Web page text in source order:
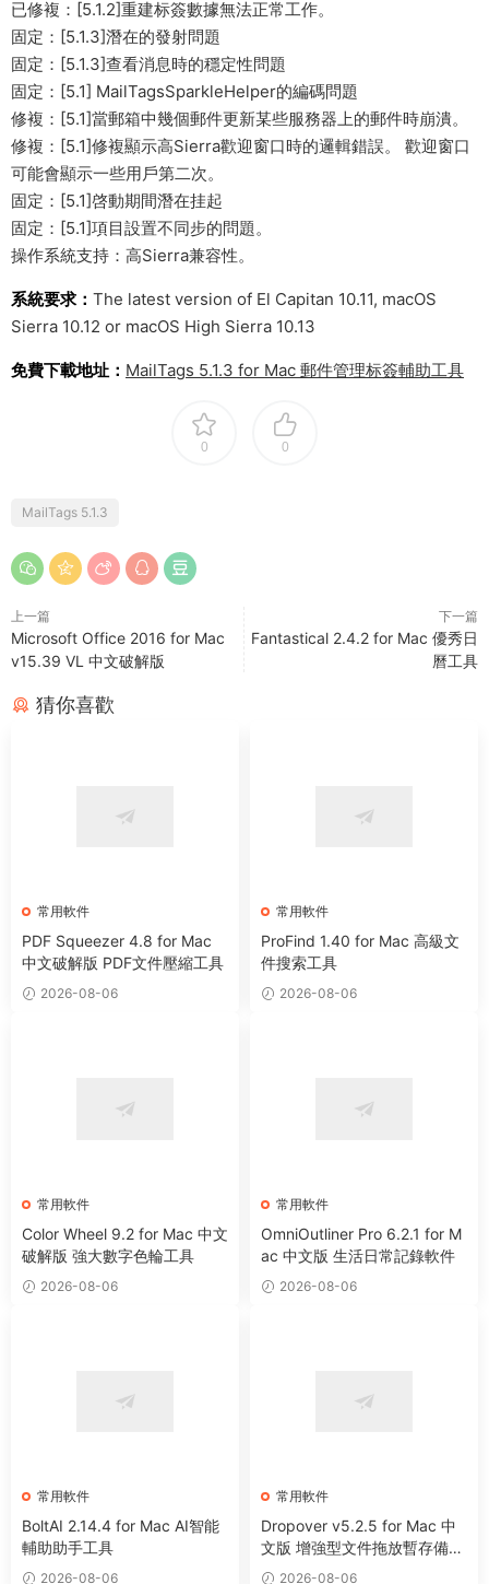
已修複：[5.1.2]重建标簽數據無法正常工作。
固定：[5.1.3]潛在的發射問題
固定：[5.1.3]查看消息時的穩定性問題
固定：[5.1] MailTagsSparkleHelper的編碼問題
修複：[5.1]當郵箱中幾個郵件更新某些服務器上的郵件時崩潰。
修複：[5.1]修複顯示高Sierra歡迎窗口時的邏輯錯誤。 歡迎窗口
可能會顯示一些用戶第二次。
固定：[5.1]啓動期間潛在挂起
固定：[5.1]項目設置不同步的問題。
操作系統支持：高Sierra兼容性。
系統要求： The latest version of El Capitan 10.11, macOS
Sierra 10.12 or macOS High Sierra 10.13
免費下載地址： MailTags 5.1.3 for Mac 郵件管理标簽輔助工具
0 0
MailTags 5.1.3
上一篇
Microsoft Office 2016 for Mac
v15.39 VL 中文破解版
下一篇
Fantastical 2.4.2 for Mac 優秀日
曆工具
猜你喜歡
常用軟件
PDF Squeezer 4.8 for Mac
中文破解版 PDF文件壓縮工具
2026-08-06
常用軟件
ProFind 1.40 for Mac 高級文
件搜索工具
2026-08-06
常用軟件
Color Wheel 9.2 for Mac 中文
破解版 強大數字色輪工具
2026-08-06
常用軟件
OmniOutliner Pro 6.2.1 for M
ac 中文版 生活日常記錄軟件
2026-08-06
常用軟件
BoltAI 2.14.4 for Mac AI智能
輔助助手工具
2026-08-06
常用軟件
Dropover v5.2.5 for Mac 中
文版 增強型文件拖放暫存備用
整理工具
2026-08-06